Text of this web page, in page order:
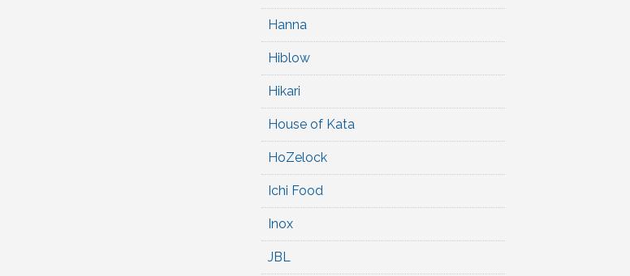
Hanna
Hiblow
Hikari
House of Kata
HoZelock
Ichi Food
Inox
JBL